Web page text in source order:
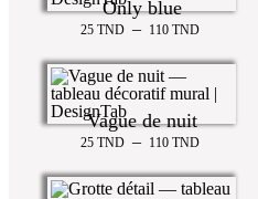
Only blue
25 TND – 110 TND
Vague de nuit
25 TND – 110 TND